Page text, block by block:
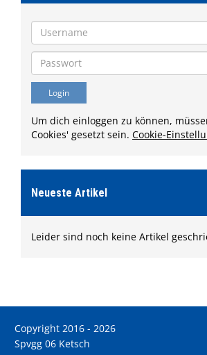
Um dich einloggen zu können,
Cookies' gesetzt sein. Cookie-
Neueste Artikel
Leider sind noch keine Artikel
Copyright 2016 - 2026
Spvgg 06 Ketsch